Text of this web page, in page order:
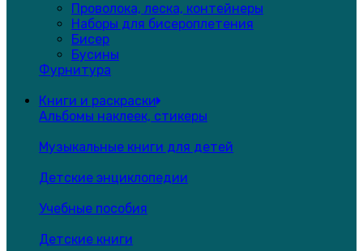
Проволока, леска, контейнеры
Наборы для бисероплетения
Бисер
Бусины
Фурнитура
Книги и раскраски
Альбомы наклеек, стикеры
Музыкальные книги для детей
Детские энциклопедии
Учебные пособия
Детские книги